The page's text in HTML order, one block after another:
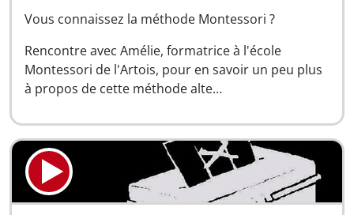
Vous connaissez la méthode Montessori ?
Rencontre avec Amélie, formatrice à l'école
Montessori de l'Artois, pour en savoir un peu plus
à propos de cette méthode alte…